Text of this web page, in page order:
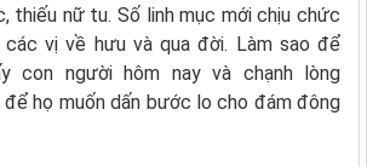
thiếu nữ tu. Số linh mục mới chịu chức
các vị về hưu và qua đời. Làm sao để
con người hôm nay và chạnh lòng
họ muốn dấn bước lo cho đám đông